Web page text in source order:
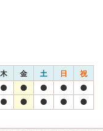
木 金 土 日 祝